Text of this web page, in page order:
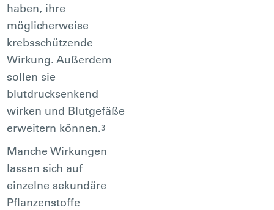
haben, ihre
möglicherweise
krebsschützende
Wirkung. Außerdem
sollen sie
blutdrucksenkend
wirken und Blutgefäße
erweitern können.3
Manche Wirkungen
lassen sich auf
einzelne sekundäre
Pflanzenstoffe